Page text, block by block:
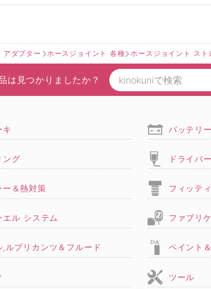
アダプター ホースジョイント 各種 ホースジョイント スト
は見つかりましたか？
キ バッテリー
ング ドライバ
ー＆熱対策 フィッテ
エル システム ファブリ
,ルブリカンツ＆フルード ペイント
ツール